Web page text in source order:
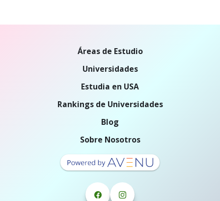
Áreas de Estudio
Universidades
Estudia en USA
Rankings de Universidades
Blog
Sobre Nosotros